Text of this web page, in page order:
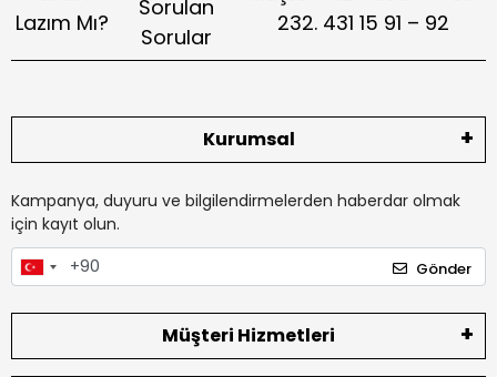
Lazım Mı?
Sorulan
Sorular
232. 431 15 91 – 92
Kurumsal
Kampanya, duyuru ve bilgilendirmelerden haberdar olmak
için kayıt olun.
Gönder
Müşteri Hizmetleri